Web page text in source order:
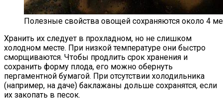
Полезные свойства овощей сохраняются около 4
Хранить их следует в прохладном, но не слишком
холодном месте. При низкой температуре они быстро
сморщиваются. Чтобы продлить срок хранения и
сохранить форму плода, его можно обернуть
пергаментной бумагой. При отсутствии холодильника
(например, на даче) баклажаны дольше сохранятся, если
их закопать в песок.